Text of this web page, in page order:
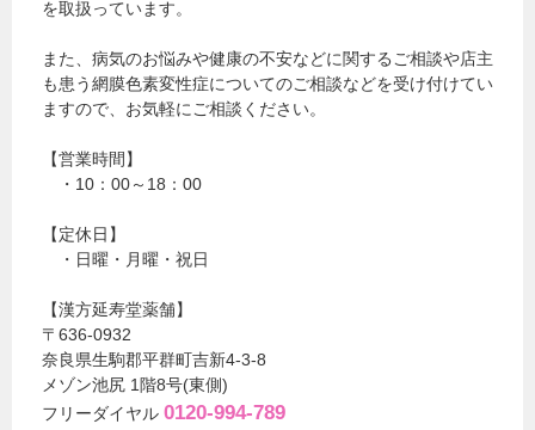
を取扱っています。
また、病気のお悩みや健康の不安などに関するご相談や店主
も患う網膜色素変性症についてのご相談などを受け付けてい
ますので、お気軽にご相談ください。
【営業時間】
・10：00～18：00
【定休日】
・日曜・月曜・祝日
【漢方延寿堂薬舗】
〒636-0932
奈良県生駒郡平群町吉新4-3-8
メゾン池尻 1階8号(東側)
フリーダイヤル 0120-994-789